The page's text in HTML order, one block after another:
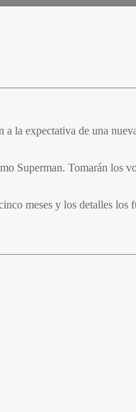
la expectativa de una
Superman. Tomarán los
meses y los detalles los